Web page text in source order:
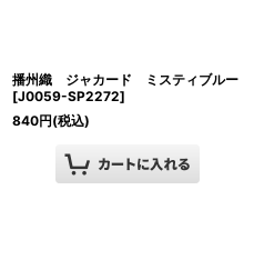
播州織 ジャカード ミスティブルー
[J0059-SP2272]
840円(税込)